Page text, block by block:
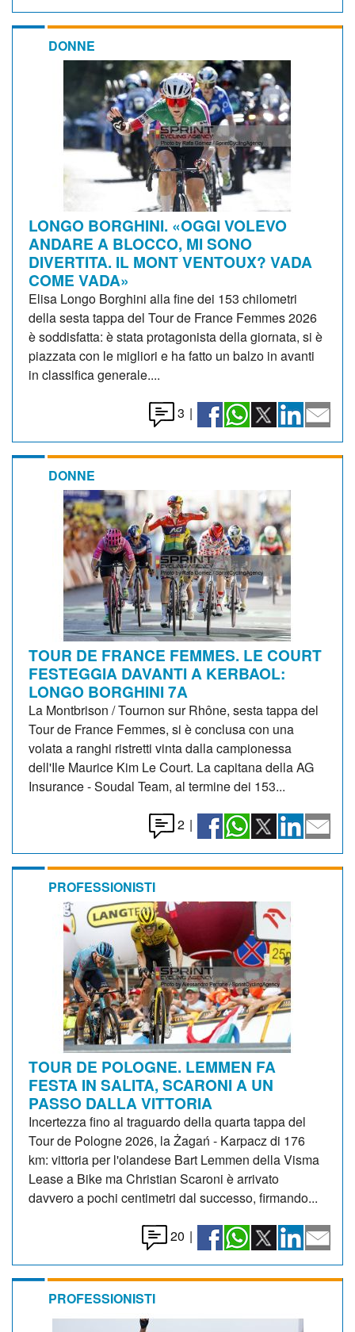
DONNE
LONGO BORGHINI. «OGGI VOLEVO
ANDARE A BLOCCO, MI SONO
DIVERTITA. IL MONT VENTOUX? VADA
COME VADA»
Elisa Longo Borghini alla fine dei 153 chilometri
della sesta tappa del Tour de France Femmes 2026
è soddisfatta: è stata protagonista della giornata, si è
piazzata con le migliori e ha fatto un balzo in avanti
in classifica generale....
3 |
DONNE
TOUR DE FRANCE FEMMES. LE COURT
FESTEGGIA DAVANTI A KERBAOL:
LONGO BORGHINI 7A
La Montbrison / Tournon sur Rhône, sesta tappa del
Tour de France Femmes, si è conclusa con una
volata a ranghi ristretti vinta dalla campionessa
dell'Ile Maurice Kim Le Court. La capitana della AG
Insurance - Soudal Team, al termine dei 153...
2 |
PROFESSIONISTI
TOUR DE POLOGNE. LEMMEN FA
FESTA IN SALITA, SCARONI A UN
PASSO DALLA VITTORIA
Incertezza fino al traguardo della quarta tappa del
Tour de Pologne 2026, la Żagań - Karpacz di 176
km: vittoria per l'olandese Bart Lemmen della Visma
Lease a Bike ma Christian Scaroni è arrivato
davvero a pochi centimetri dal successo, firmando...
20 |
PROFESSIONISTI